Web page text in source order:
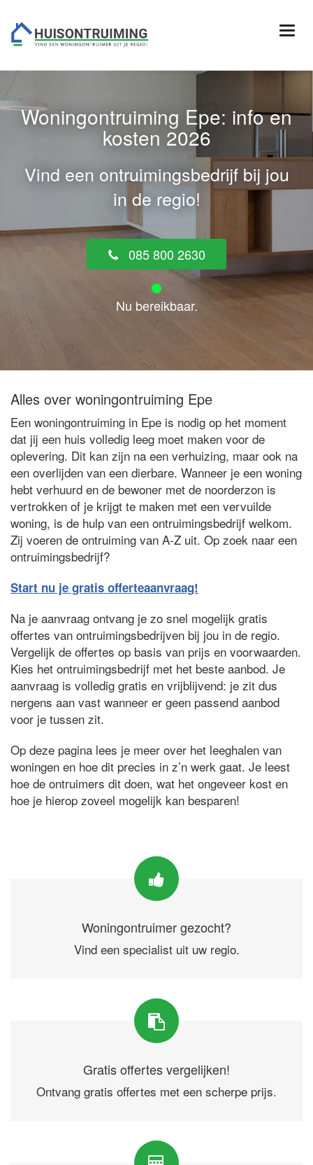
Woningontruiming Epe: info en
kosten 2026
Vind een ontruimingsbedrijf bij jou
in de regio!
085 800 2630
Nu bereikbaar.
Alles over woningontruiming Epe
Een woningontruiming in Epe is nodig op het moment
dat jij een huis volledig leeg moet maken voor de
oplevering. Dit kan zijn na een verhuizing, maar ook na
een overlijden van een dierbare. Wanneer je een woning
hebt verhuurd en de bewoner met de noorderzon is
vertrokken of je krijgt te maken met een vervuilde
woning, is de hulp van een ontruimingsbedrijf welkom.
Zij voeren de ontruiming van A-Z uit. Op zoek naar een
ontruimingsbedrijf?
Start nu je gratis offerteaanvraag!
Na je aanvraag ontvang je zo snel mogelijk gratis
offertes van ontruimingsbedrijven bij jou in de regio.
Vergelijk de offertes op basis van prijs en voorwaarden.
Kies het ontruimingsbedrijf met het beste aanbod. Je
aanvraag is volledig gratis en vrijblijvend: je zit dus
nergens aan vast wanneer er geen passend aanbod
voor je tussen zit.
Op deze pagina lees je meer over het leeghalen van
woningen en hoe dit precies in z’n werk gaat. Je leest
hoe de ontruimers dit doen, wat het ongeveer kost en
hoe je hierop zoveel mogelijk kan besparen!
Woningontruimer gezocht?
Vind een specialist uit uw regio.
Gratis offertes vergelijken!
Ontvang gratis offertes met een scherpe prijs.